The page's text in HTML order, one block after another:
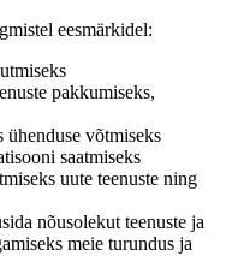
eesmärkidel:
pakkumiseks,
ühenduse võtmiseks
saatmiseks
uute teenuste ning
nõusolekut teenuste ja
meie turundus ja